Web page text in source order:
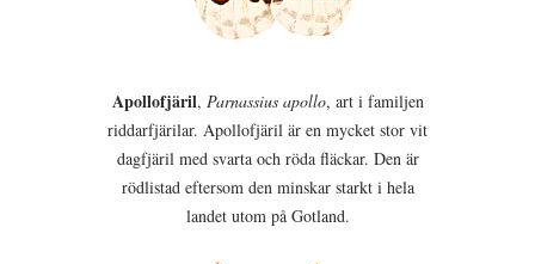
Apollofjäril, Parnassius apollo, art i familjen
riddarfjärilar. Apollofjäril är en mycket stor vit
dagfjäril med svarta och röda fläckar. Den är
rödlistad eftersom den minskar starkt i hela
landet utom på Gotland.